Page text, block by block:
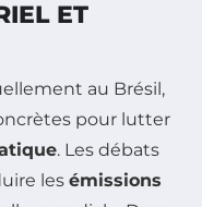
ET
au Brésil,
pour lutter
. Les débats
les émissions